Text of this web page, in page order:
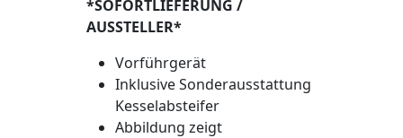
*SOFORTLIEFERUNG /
AUSSTELLER*
Vorführgerät
Inklusive Sonderausstattung
Kesselabsteifer
Abbildung zeigt